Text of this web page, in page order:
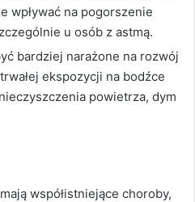
wpływać na pogorszenie
u osób z astmą.
bardziej narażone na rozwój
ekspozycji na bodźce
powietrza, dym
współistniejące choroby,